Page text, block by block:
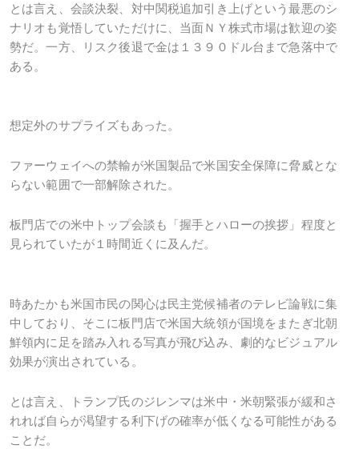
とは言え、会談決裂、対中関税追加引き上げという最悪のシ
ナリオも覚悟していただけに、当面ＮＹ株式市場は歓迎の姿
勢だ。一方、リスク後退で金は１３９０ドル台まで急落中で
ある。
想定外のサプライズもあった。
ファーウェイへの禁輸が米国製品で米国安全保障に脅威とな
らない範囲で一部解除された。
板門店での米中トップ会談も「握手とハローの挨拶」程度と
見られていたが１時間近くに及んだ。
時あたかも米国市民の関心は民主党候補者のテレビ論戦に集
中しており、そこに板門店で米国大統領が国境をまたぎ北朝
鮮領内に足を踏み入れる写真が飛び込み、劇的なビジュアル
効果が演出されている。
とは言え、トランプ氏のジレンマは米中・米朝緊張が緩和さ
れれば自らが渇望する利下げの確率が低くなる可能性がある
ことだ。